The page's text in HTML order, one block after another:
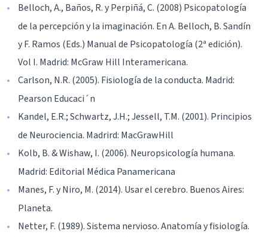
Belloch, A., Baños, R. y Perpiñá, C. (2008) Psicopatología
de la percepción y la imaginación. En A. Belloch, B. Sandín
y F. Ramos (Eds.) Manual de Psicopatología (2ª edición).
Vol I. Madrid: McGraw Hill Interamericana.
Carlson, N.R. (2005). Fisiología de la conducta. Madrid:
Pearson Educaci´n
Kandel, E.R.; Schwartz, J.H.; Jessell, T.M. (2001). Principios
de Neurociencia. Madrird: MacGrawHill
Kolb, B. & Wishaw, I. (2006). Neuropsicología humana.
Madrid: Editorial Médica Panamericana
Manes, F. y Niro, M. (2014). Usar el cerebro. Buenos Aires:
Planeta.
Netter, F. (1989). Sistema nervioso. Anatomía y fisiología.